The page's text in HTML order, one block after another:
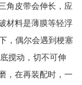
角皮带会伸长，应
材料是薄膜等轻浮
，偶尔会遇到梗塞
搅动，切不可伸
，在再装配时，一